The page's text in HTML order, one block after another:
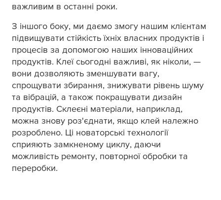
важливим в останні роки.
З іншого боку, ми даємо змогу нашим клієнтам
підвищувати стійкість їхніх власних продуктів і
процесів за допомогою наших інноваційних
продуктів. Клеї сьогодні важливі, як ніколи, —
вони дозволяють зменшувати вагу,
спрощувати збирання, знижувати рівень шуму
та вібрацій, а також покращувати дизайн
продуктів. Склеєні матеріали, наприклад,
можна знову роз'єднати, якщо клей належно
розроблено. Ці новаторські технології
сприяють замкненому циклу, даючи
можливість ремонту, повторної обробки та
переробки.